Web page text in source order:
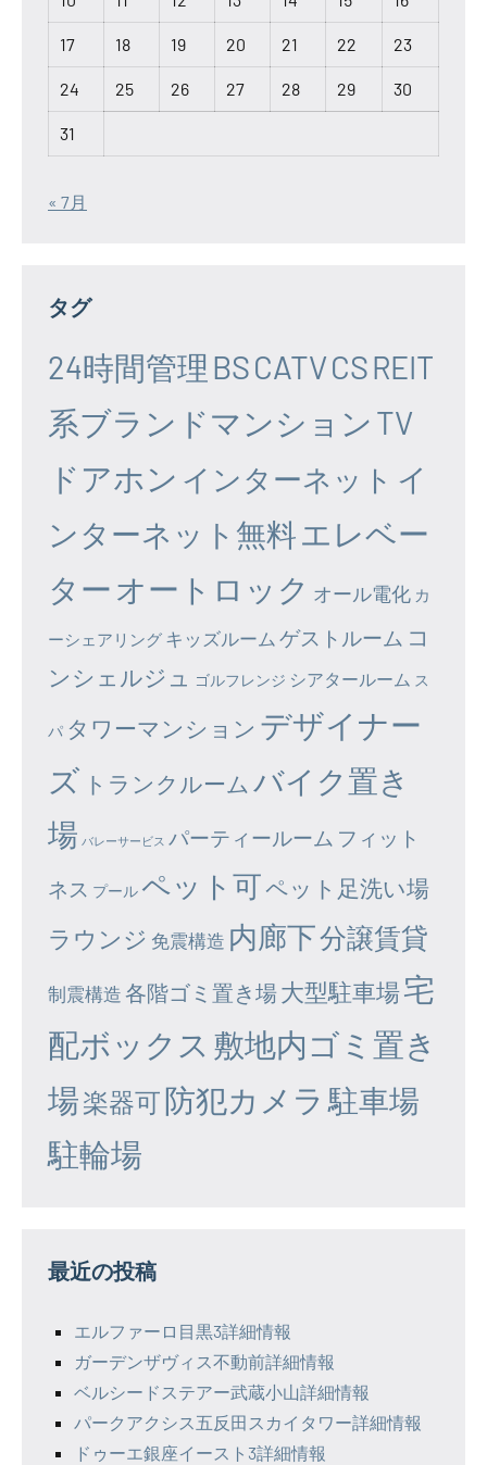
17 18 19 20 21 22 23
24 25 26 27 28 29 30
31
« 7月
タグ
24時間管理 BSCATVCSREIT
系ブランドマンション TV
ドアホン インターネット イ
ンターネット無料エレベー
ター オートロック オール電化 カ
ーシェアリング キッズルーム ゲストルーム コ
ンシェルジュ
ゴルフレンジ シアタールーム ス
パ タワーマンション デザイナー
ズ トランクルーム バイク置き
場 バレーサービス パーティールーム フィット
ネス プール ペット可ペット足洗い場
ラウンジ 免震構造 内廊下分譲賃貸
制震構造 各階ゴミ置き場大型駐車場宅
配ボックス 敷地内ゴミ置き
場楽器可防犯カメラ 駐車場
駐輪場
最近の投稿
エルファーロ目黒3詳細情報
ガーデンザヴィス不動前詳細情報
ベルシードステアー武蔵小山詳細情報
パークアクシス五反田スカイタワー詳細情報
ドゥーエ銀座イースト3詳細情報